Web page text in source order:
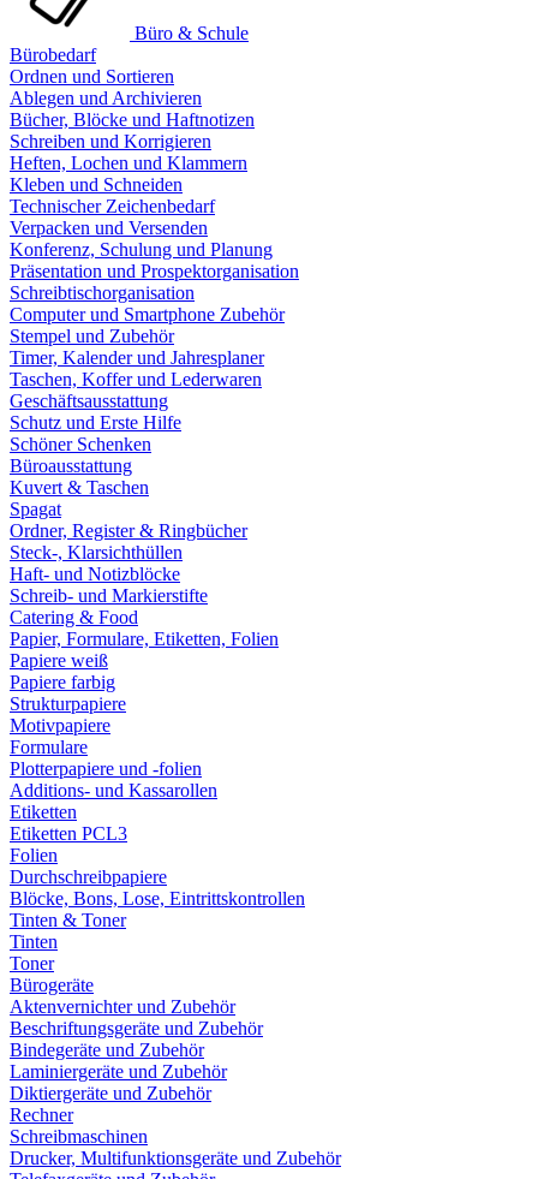
Büro & Schule
Bürobedarf
Ordnen und Sortieren
Ablegen und Archivieren
Bücher, Blöcke und Haftnotizen
Schreiben und Korrigieren
Heften, Lochen und Klammern
Kleben und Schneiden
Technischer Zeichenbedarf
Verpacken und Versenden
Konferenz, Schulung und Planung
Präsentation und Prospektorganisation
Schreibtischorganisation
Computer und Smartphone Zubehör
Stempel und Zubehör
Timer, Kalender und Jahresplaner
Taschen, Koffer und Lederwaren
Geschäftsausstattung
Schutz und Erste Hilfe
Schöner Schenken
Büroausstattung
Kuvert & Taschen
Spagat
Ordner, Register & Ringbücher
Steck-, Klarsichthüllen
Haft- und Notizblöcke
Schreib- und Markierstifte
Catering & Food
Papier, Formulare, Etiketten, Folien
Papiere weiß
Papiere farbig
Strukturpapiere
Motivpapiere
Formulare
Plotterpapiere und -folien
Additions- und Kassarollen
Etiketten
Etiketten PCL3
Folien
Durchschreibpapiere
Blöcke, Bons, Lose, Eintrittskontrollen
Tinten & Toner
Tinten
Toner
Bürogeräte
Aktenvernichter und Zubehör
Beschriftungsgeräte und Zubehör
Bindegeräte und Zubehör
Laminiergeräte und Zubehör
Diktiergeräte und Zubehör
Rechner
Schreibmaschinen
Drucker, Multifunktionsgeräte und Zubehör